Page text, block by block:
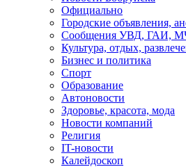
Официально
Городские объявления,
Сообщения УВД, ГАИ,
Культура, отдых,
Бизнес и политика
Спорт
Образование
Автоновости
Здоровье, красота, мода
Новости компаний
Религия
IT-новости
Калейдоскоп